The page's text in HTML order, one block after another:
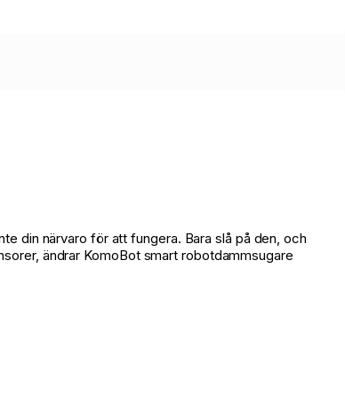
din närvaro för att fungera. Bara slå på den, och
ändrar KomoBot smart robotdammsugare